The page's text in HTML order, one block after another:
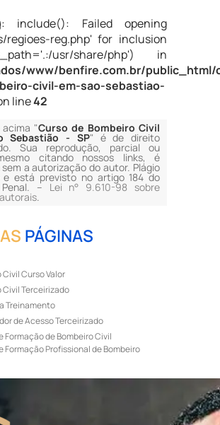
: include(): Failed opening
regioes-reg.php' for inclusion
usr/share/php') in
www/benfire.com.br/public_html/
civil-em-sao-sebastiao-
line42
"Curso de Bombeiro Civil
Sebastião - SP" é de direito
Sua reprodução, parcial ou
citando nossos links, é
a autorização do autor. Plágio
e está previsto no artigo 184 do
– Lei n° 9.610-98 sobre
.
PÁGINAS
Civil Curso Valor
Civil Terceirizado
Treinamento
de Acesso Terceirizado
Formação de Bombeiro Civil
Formação Profissional de Bombeiro
Civil
Bombeiro Civil Preço
Bombeiro Civil Primeiros Socorros